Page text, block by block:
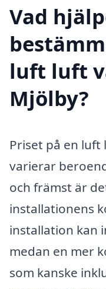
Vad
luft luft
Mjölby?
Priset på en
varierar
och främst är
installationens
installation kan
medan en mer
som kanske